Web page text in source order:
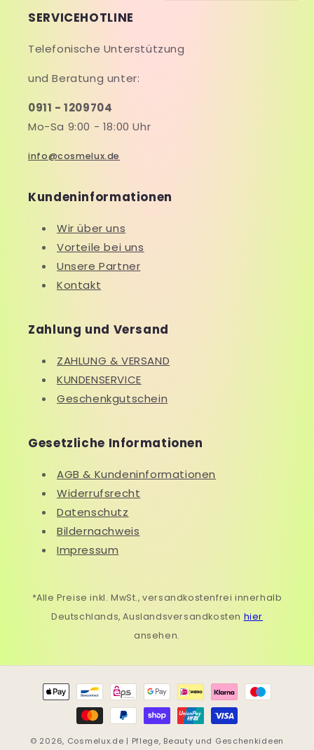
SERVICEHOTLINE
Telefonische Unterstützung
und Beratung unter:
0911 - 1209704
Mo-Sa 9:00 - 18:00 Uhr
info@cosmelux.de
Kundeninformationen
Wir über uns
Vorteile bei uns
Unsere Partner
Kontakt
Zahlung und Versand
ZAHLUNG & VERSAND
KUNDENSERVICE
Geschenkgutschein
Gesetzliche Informationen
AGB & Kundeninformationen
Widerrufsrecht
Datenschutz
Bildernachweis
Impressum
*Alle Preise inkl. MwSt., versandkostenfrei innerhalb
Deutschlands, Auslandsversandkosten hier
ansehen.
Zahlungsmethoden
© 2026, Cosmelux.de | Pflege, Beauty und Geschenkideen